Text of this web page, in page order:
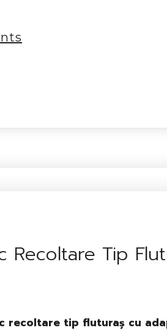
Recoltare Tip
recoltare tip fluturaș cu